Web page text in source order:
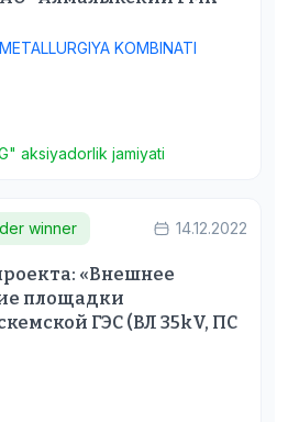
KOMBINATI
aksiyadorlik jamiyati
winner 14.12.2022
«Внешнее
площадки
ГЭС (ВЛ 35kV, ПС